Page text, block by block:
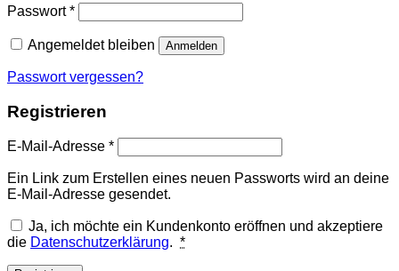
Passwort*Erforderlich
Angemeldet bleiben Anmelden
Passwort vergessen?
Registrieren
E-Mail-Adresse *Erforderlich
Ein Link zum Erstellen eines neuen Passworts wird an deine
E-Mail-Adresse gesendet.
Ja, ich möchte ein Kundenkonto eröffnen und akzeptiere
die Datenschutzerklärung. *